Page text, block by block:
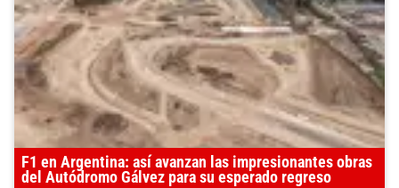
F1 en Argentina: así avanzan las impresionantes obras
del Autódromo Gálvez para su esperado regreso